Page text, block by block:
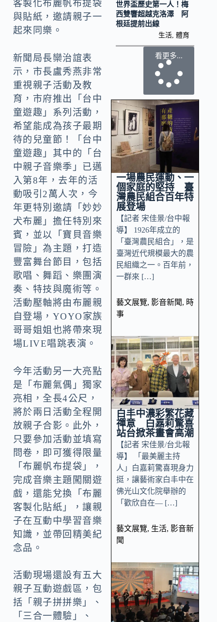
客製化布麗帆布提袋
與貼紙，邀請親子一
起來同樂。
新聞局長欒治誼表
示，市長盧秀燕非常
重視親子活動及教
育，市府推出「台中
童遊趣」系列活動，
希望能成為孩子最期
待的兒童節！「台中
童遊趣」其中的「台
中親子音樂季」已邁
入第8年，去年的活
動吸引2萬人次，今
年更特別邀請「妙妙
犬布麗」擔任特別來
賓，並以「寶貝音樂
冒險」為主題，打造
豐富舞台節目，包括
歌唱、舞蹈、樂團演
奏、特技與魔術等。
活動壓軸將由布麗親
自登場，YOYO家族
哥哥姐姐也將帶來現
場LIVE唱跳表演。
今年活動另一大亮點
是「布麗氣偶」獨家
亮相，全長4公尺，
將於兩日活動全程開
放親子合影。此外，
只要參加活動並填寫
問卷，即可獲得限量
「布麗帆布提袋」，
完成音樂主題闖關遊
戲，還能兌換「布麗
客製化貼紙」，讓親
子在互動中學習音樂
知識，並帶回精美紀
念品。
活動現場還設有五大
親子互動遊戲區，包
括「親子拼拼樂」、
「三合一體驗」、
世界盃歷史第一人！梅
西雙響超越克洛澤 阿
根廷提前出線
生活 ,體育
看更多...
一場農民運動、一
個家庭的堅持 臺
灣農民組合百年特
展登場
【記者 宋佳景/台中報
導】 1926年成立的
「臺灣農民組合」，是
臺灣近代規模最大的農
民組織之一。百年前，
一群來 […]
藝文展覽, 影音新聞, 時
事
白丰中濃彩繁花藏
禪意 白嘉莉驚喜
站台掀茶畫會高潮
【記者 宋佳景/台北報
導】 「最美麗主持
人」白嘉莉驚喜現身力
挺，讓藝術家白丰中在
佛光山文化院舉辦的
「歡欣自在— […]
藝文展覽, 生活, 影音新
聞